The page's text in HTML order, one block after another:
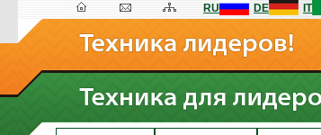
RU DE IT